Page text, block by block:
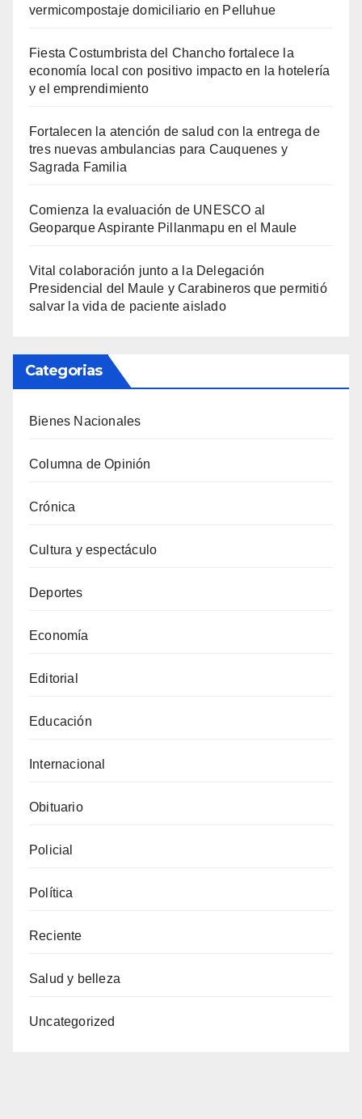
vermicompostaje domiciliario en Pelluhue
Fiesta Costumbrista del Chancho fortalece la
economía local con positivo impacto en la hotelería
y el emprendimiento
Fortalecen la atención de salud con la entrega de
tres nuevas ambulancias para Cauquenes y
Sagrada Familia
Comienza la evaluación de UNESCO al
Geoparque Aspirante Pillanmapu en el Maule
Vital colaboración junto a la Delegación
Presidencial del Maule y Carabineros que permitió
salvar la vida de paciente aislado
Categorias
Bienes Nacionales
Columna de Opinión
Crónica
Cultura y espectáculo
Deportes
Economía
Editorial
Educación
Internacional
Obituario
Policial
Política
Reciente
Salud y belleza
Uncategorized